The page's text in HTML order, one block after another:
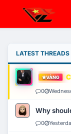
LATEST THREADS
VÀNG
0
Why
0